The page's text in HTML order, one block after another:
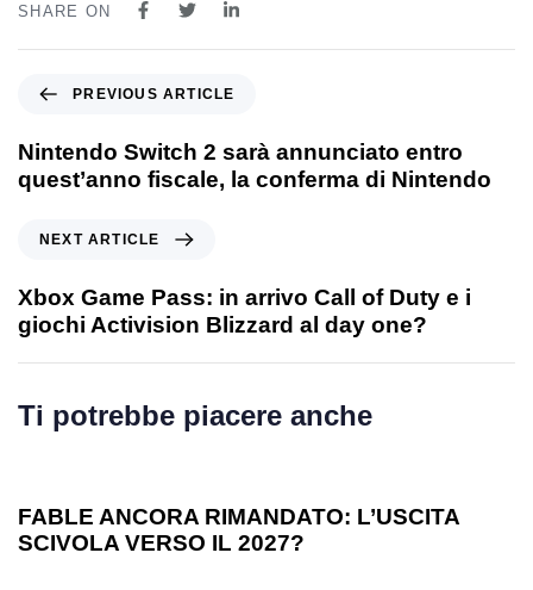
SHARE ON
PREVIOUS ARTICLE
Nintendo Switch 2 sarà annunciato entro
quest’anno fiscale, la conferma di Nintendo
NEXT ARTICLE
Xbox Game Pass: in arrivo Call of Duty e i
giochi Activision Blizzard al day one?
Ti potrebbe piacere anche
FABLE ANCORA RIMANDATO: L’USCITA
SCIVOLA VERSO IL 2027?